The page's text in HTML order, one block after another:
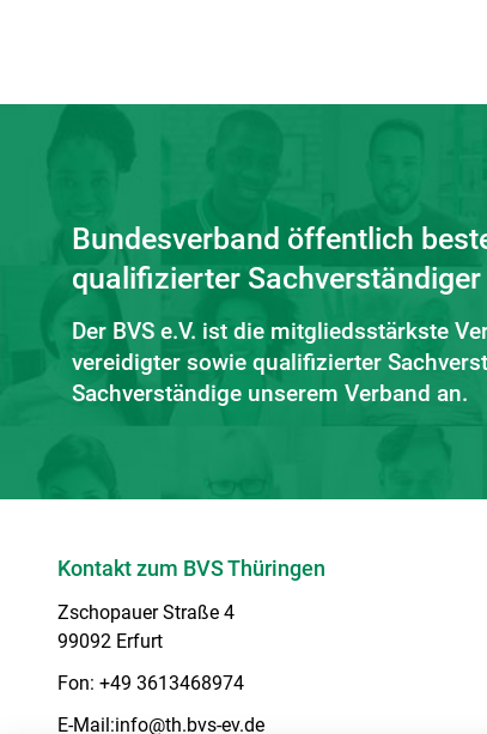
Bundesverband öffentlich
qualifizierter Sachverständiger
Der BVS e.V. ist die mitgliedsstärkste
vereidigter sowie qualifizierter
Sachverständige unserem Verband an.
Kontakt zum BVS Thüringen
Zschopauer Straße 4
99092 Erfurt
Fon: +49 3613468974
E-Mail:info@th.bvs-ev.de